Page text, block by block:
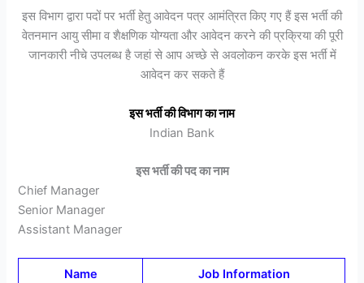
इस विभाग द्वारा पदों पर भर्ती हेतु आवेदन पत्र आमंत्रित किए गए हैं इस भर्ती की
वेतनमान आयु सीमा व शैक्षणिक योग्यता और आवेदन करने की प्रक्रिया की पूरी
जानकारी नीचे उपलब्ध है जहां से आप अच्छे से अवलोकन करके इस भर्ती में
आवेदन कर सकते हैं
इस भर्ती की विभाग का नाम
Indian Bank
इस भर्ती की पद का नाम
Chief Manager
Senior Manager
Assistant Manager
Name Job Information